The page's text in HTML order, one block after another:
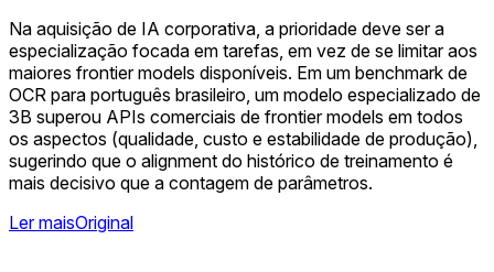
Na aquisição de IA corporativa, a prioridade deve ser a
especialização focada em tarefas, em vez de se limitar aos
maiores frontier models disponíveis. Em um benchmark de
OCR para português brasileiro, um modelo especializado de
3B superou APIs comerciais de frontier models em todos
os aspectos (qualidade, custo e estabilidade de produção),
sugerindo que o alignment do histórico de treinamento é
mais decisivo que a contagem de parâmetros.
Ler maisOriginal